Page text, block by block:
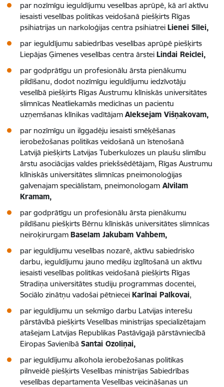
par nozīmīgu ieguldījumu veselības aprūpē, kā arī aktīvu
iesaisti veselības politikas veidošanā piešķirts Rīgas
psihiatrijas un narkoloģijas centra psihiatrei Lienei Sīlei,
par ieguldījumu sabiedrības veselības aprūpē piešķirts
Liepājas Ģimenes veselības centra ārstei Lindai Reiclei,
par godprātīgu un profesionālu ārsta pienākumu
pildīšanu, dodot nozīmīgu ieguldījumu iedzīvotāju
veselībā piešķirts Rīgas Austrumu klīniskās universitātes
slimnīcas Neatliekamās medicīnas un pacientu
uzņemšanas klīnikas vadītājam Aleksejam Višņakovam,
par nozīmīgu un ilggadēju iesaisti smēķēšanas
ierobežošanas politikas veidošanā un īstenošanā
Latvijā piešķirts Latvijas Tuberkulozes un plaušu slimību
ārstu asociācijas valdes priekšsēdētājam, Rīgas Austrumu
klīniskās universitātes slimnīcas pneimonoloģijas
galvenajam speciālistam, pneimonologam Alvilam
Kramam,
par godprātīgu un profesionālu ārsta pienākumu
pildīšanu piešķirts Bērnu klīniskās universitātes slimnīcas
neiroķirurgam Baselam Jakubam Vahbem,
par ieguldījumu veselības nozarē, aktīvu sabiedrisko
darbu, ieguldījumu jauno mediķu izglītošanā un aktīvu
iesaisti veselības politikas veidošanā piešķirts Rīgas
Stradiņa universitātes studiju programmas docentei,
Sociālo zinātņu vadošai pētniecei Karīnai Palkovai,
par ieguldījumu un sekmīgo darbu Latvijas interešu
pārstāvībā piešķirts Veselības ministrijas specializētajam
atašejam Latvijas Republikas Pastāvīgajā pārstāvniecībā
Eiropas Savienībā Santai Ozoliņai,
par ieguldījumu alkohola ierobežošanas politikas
pilnveidē piešķirts Veselības ministrijas Sabiedrības
veselības departamenta Veselības veicināšanas un